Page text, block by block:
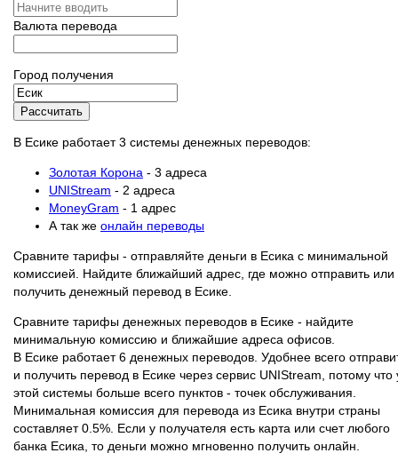
Валюта перевода
Город получения
Рассчитать
В Есике работает 3 системы денежных переводов:
Золотая Корона - 3 адреса
UNIStream - 2 адреса
MoneyGram - 1 адрес
А так же онлайн переводы
Сравните тарифы - отправляйте деньги в Есика с минимальной
комиссией. Найдите ближайший адрес, где можно отправить или
получить денежный перевод в Есике.
Сравните тарифы денежных переводов в Есике - найдите
минимальную комиссию и ближайшие адреса офисов.
В Есике работает 6 денежных переводов. Удобнее всего
и получить перевод в Есике через сервис UNIStream, потому что
этой системы больше всего пунктов - точек обслуживания.
Минимальная комиссия для перевода из Есика внутри страны
составляет 0.5%. Если у получателя есть карта или счет любого
банка Есика, то деньги можно мгновенно получить онлайн.